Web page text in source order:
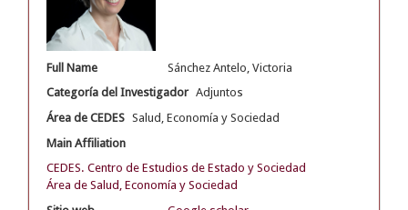
Full Name
Sánchez Antelo, Victoria
Categoría del Investigador Adjuntos
Área de CEDES Salud, Economía y Sociedad
Main Affiliation
CEDES. Centro de Estudios de Estado y Sociedad
Área de Salud, Economía y Sociedad